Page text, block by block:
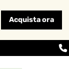
Acquista ora